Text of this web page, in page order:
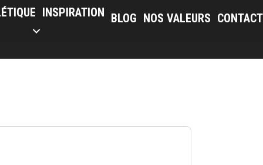
INSPIRATION BLOG NOS VALEURS CONTACT